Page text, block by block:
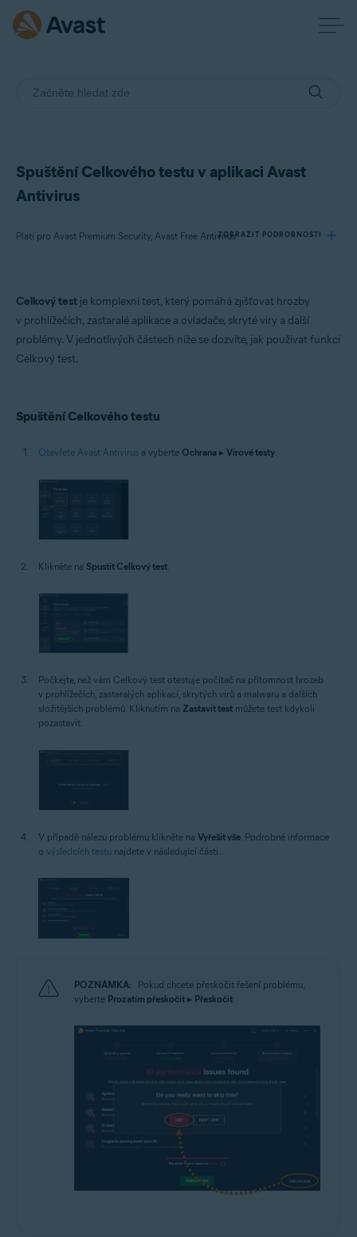
Spuštění Celkového testu v aplikaci Avast
Antivirus
Platí pro Avast Premium Security, Avast Free AntivirusZOBRAZIT PODROBNOSTI
Produkty:
Avast Premium Security
Operační systémy:
Celkový test je komplexní test, který pomáhá zjišťovat hrozby
v prohlížečích, zastaralé aplikace a ovladače, skryté viry a další
problémy. V jednotlivých částech níže se dozvíte, jak používat funkci
Celkový test.
Spuštění Celkového testu
Otevřete Avast Antivirus a vyberte Ochrana ▸ Virové testy.
Klikněte na Spustit Celkový test.
Počkejte, než vám Celkový test otestuje počítač na přítomnost hrozeb
v prohlížečích, zastaralých aplikací, skrytých virů a malwaru a dalších
složitějších problémů. Kliknutím na Zastavit test můžete test kdykoli
pozastavit.
V případě nálezu problému klikněte na Vyřešit vše. Podrobné informace
o výsledcích testu najdete v následující části.
POZNÁMKA:
Pokud chcete přeskočit řešení problému,
vyberte Prozatím přeskočit ▸ Přeskočit